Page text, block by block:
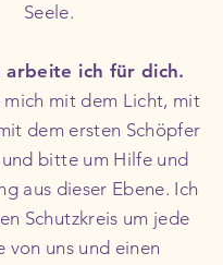
Seele.
arbeite ich für dich.
mich mit dem Licht, mit
dem ersten Schöpfer
und bitte um Hilfe und
aus dieser Ebene. Ich
Schutzkreis um jede
von uns und einen